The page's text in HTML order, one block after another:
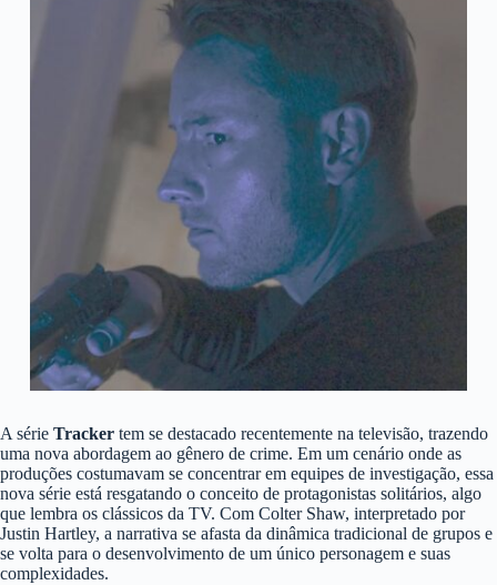
A série Tracker tem se destacado recentemente na televisão, trazendo
uma nova abordagem ao gênero de crime. Em um cenário onde as
produções costumavam se concentrar em equipes de investigação, essa
nova série está resgatando o conceito de protagonistas solitários, algo
que lembra os clássicos da TV. Com Colter Shaw, interpretado por
Justin Hartley, a narrativa se afasta da dinâmica tradicional de grupos e
se volta para o desenvolvimento de um único personagem e suas
complexidades.